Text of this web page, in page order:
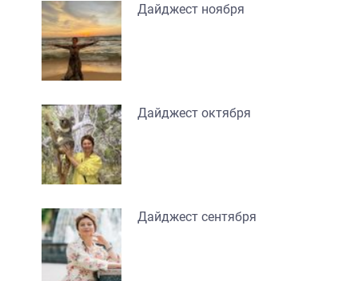
Дайджест ноября
Дайджест октября
Дайджест сентября